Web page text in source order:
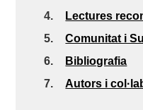
4.
Lectures
5.
Comunitat i
6.
Bibliografia
7.
Autors i